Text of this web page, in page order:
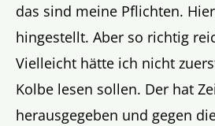
das sind meine Pflichten.
hingestellt. Aber so richtig
Vielleicht hätte ich nicht
Kolbe lesen sollen. Der hat
herausgegeben und gegen